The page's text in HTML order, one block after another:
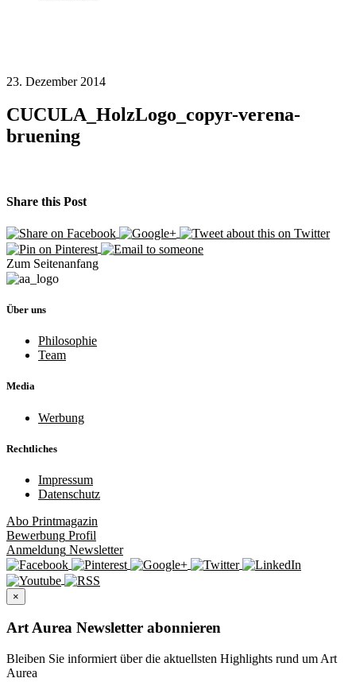
23. Dezember 2014
CUCULA_HolzLogo_copyr-verena-
bruening
Share this Post
Zum Seitenanfang
Über uns
Philosophie
Team
Media
Werbung
Rechtliches
Impressum
Datenschutz
Abo Printmagazin
Bewerbung Profil
Anmeldung Newsletter
×
Art Aurea Newsletter abonnieren
Bleiben Sie informiert über die aktuellsten Highlights rund um Art
Aurea